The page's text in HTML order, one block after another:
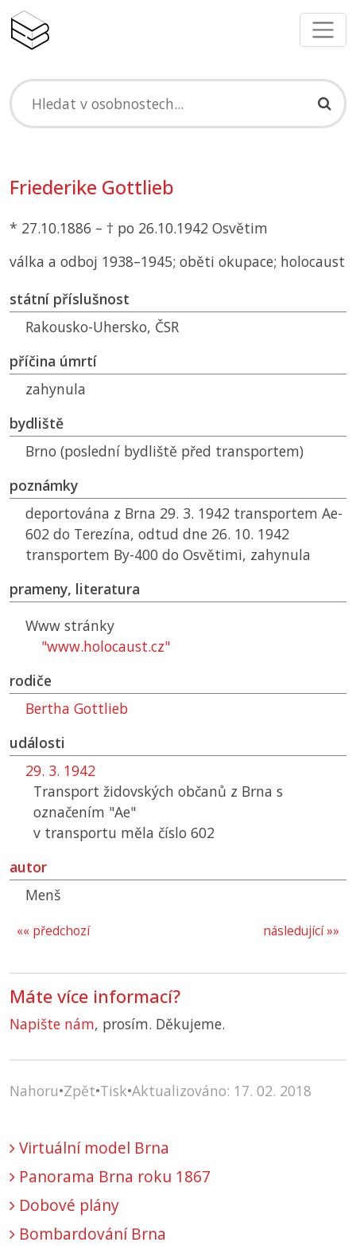
Friederike Gottlieb
* 27.10.1886 – † po 26.10.1942 Osvětim
válka a odboj 1938–1945; oběti okupace; holocaust
státní příslušnost
Rakousko-Uhersko, ČSR
příčina úmrtí
zahynula
bydliště
Brno (poslední bydliště před transportem)
poznámky
deportována z Brna 29. 3. 1942 transportem Ae-
602 do Terezína, odtud dne 26. 10. 1942
transportem By-400 do Osvětimi, zahynula
prameny, literatura
Www stránky
"www.holocaust.cz"
rodiče
Bertha Gottlieb
události
29. 3. 1942
Transport židovských občanů z Brna s
označením "Ae"
v transportu měla číslo 602
autor
Menš
následující »»
«« předchozí
Máte více informací?
Napište nám, prosím. Děkujeme.
Nahoru•Zpět•Tisk•Aktualizováno: 17. 02. 2018
Virtuální model Brna
Panorama Brna roku 1867
Dobové plány
Bombardování Brna